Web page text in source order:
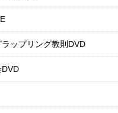
ラップリング教則DVD
DVD